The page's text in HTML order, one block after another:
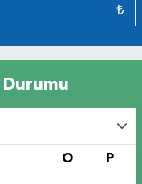
₺
Durumu
O P